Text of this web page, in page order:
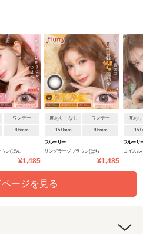
ワンデー
8.6mm
ン(ぽん
¥1,485
度あり・なし ワンデー
15.0mm 8.6mm
フルーリー
リングラージブラウン(ぱち
¥1,485
度あ
フルーリ
コイスル
ージを見る